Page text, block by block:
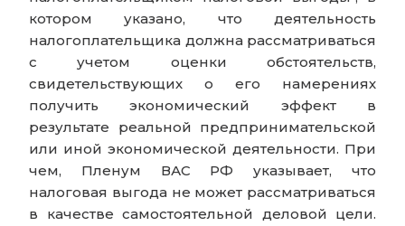
котором указано, что деятельность
налогоплательщика должна рассматриваться
с учетом оценки обстоятельств,
свидетельствующих о его намерениях
получить экономический эффект в
результате реальной предпринимательской
или иной экономической деятельности. При
чем, Пленум ВАС РФ указывает, что
налоговая выгода не может рассматриваться
в качестве самостоятельной деловой цели.